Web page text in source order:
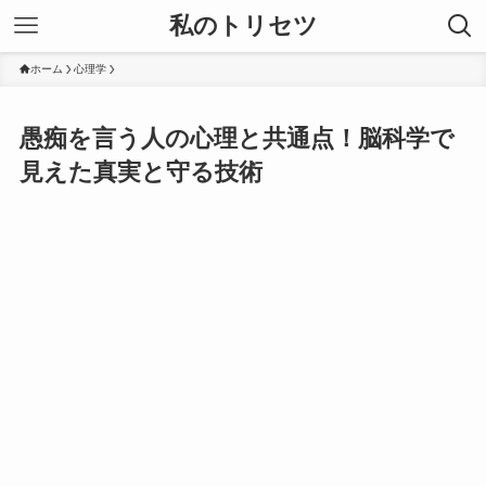
私のトリセツ
ホーム 心理学
愚痴を言う人の心理と共通点！脳科学で
見えた真実と守る技術